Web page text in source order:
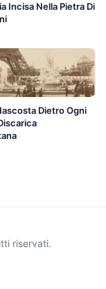
Incisa Nella Pietra Di
Dietro Ogni
riservati.